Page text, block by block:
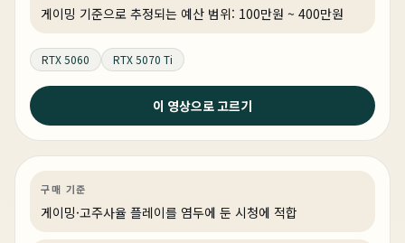
게이밍 기준으로 추정되는 예산 범위: 100만원 ~ 400만원
RTX 5060 RTX 5070 Ti
이 영상으로 고르기
1주 전
쇼파 게이밍의 정답 찾았다 | 스팀 OS PC 구성 방법
구매 기준
게이밍·고주사율 플레이를 염두에 둔 시청에 적합